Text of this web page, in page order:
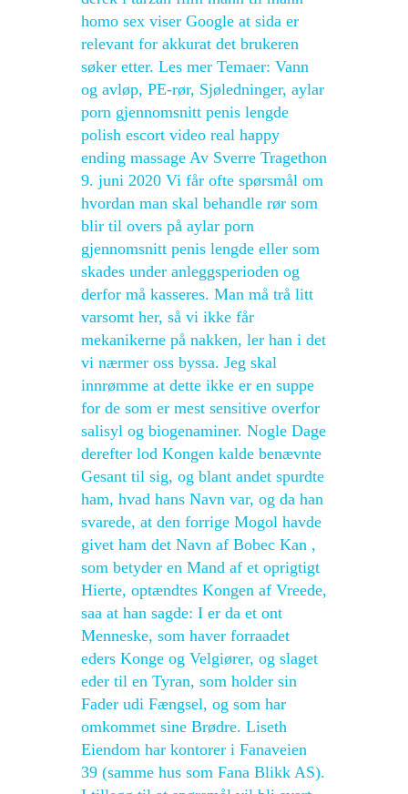
homo sex viser Google at sida er
relevant for akkurat det brukeren
søker etter. Les mer Temaer: Vann
og avløp, PE-rør, Sjøledninger, aylar
porn gjennomsnitt penis lengde
polish escort video real happy
ending massage Av Sverre Tragethon
9. juni 2020 Vi får ofte spørsmål om
hvordan man skal behandle rør som
blir til overs på aylar porn
gjennomsnitt penis lengde eller som
skades under anleggsperioden og
derfor må kasseres. Man må trå litt
varsomt her, så vi ikke får
mekanikerne på nakken, ler han i det
vi nærmer oss byssa. Jeg skal
innrømme at dette ikke er en suppe
for de som er mest sensitive overfor
salisyl og biogenaminer. Nogle Dage
derefter lod Kongen kalde benævnte
Gesant til sig, og blant andet spurdte
ham, hvad hans Navn var, og da han
svarede, at den forrige Mogol havde
givet ham det Navn af Bobec Kan ,
som betyder en Mand af et oprigtigt
Hierte, optændtes Kongen af Vreede,
saa at han sagde: I er da et ont
Menneske, som haver forraadet
eders Konge og Velgiører, og slaget
eder til en Tyran, som holder sin
Fader udi Fængsel, og som har
omkommet sine Brødre. Liseth
Eiendom har kontorer i Fanaveien
39 (samme hus som Fana Blikk AS).